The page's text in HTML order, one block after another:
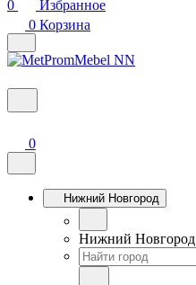
0
Избранное
0 Корзина
0
Нижний Новгород
Нижний Новгород